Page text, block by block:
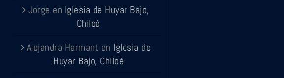
Jorge en Iglesia de Huyar Bajo,
Chiloé
Alejandra Harmant en Iglesia de
Huyar Bajo, Chiloé